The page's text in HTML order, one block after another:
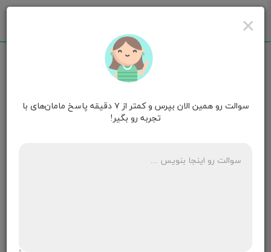
سلام پسرم یک سال ونیم هستش دیگه بدنم توان شیر
×
سوالت رو همین الان بپرس و کمتر از ۷ دقیقه پاسخ مامان‌های با
تجربه رو بگیر!